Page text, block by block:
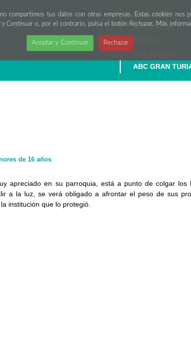
compartimos tus datos con otras empresas. Estas cookies
y Continuaro, por el contrario, pulsa el botón Rechazar. Más
Aceptar y Continuar Rechazar
CINES ABC
ABC SALER
ABC GANDÍA
ABC GRAN
de 16 años
apreciado en su parroquia, está a punto de colgar
a la luz, se verá obligado a afrontar el peso de sus
institución que lo protegió.